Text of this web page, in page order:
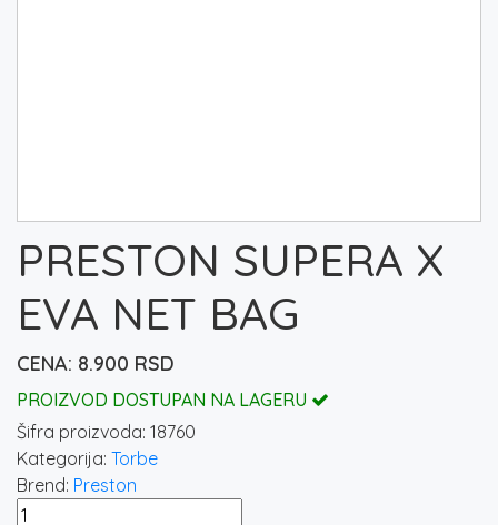
PRESTON SUPERA X
EVA NET BAG
8.900 RSD
PROIZVOD DOSTUPAN NA LAGERU
Šifra proizvoda: 18760
Kategorija: Torbe
Brend: Preston
PRESTON